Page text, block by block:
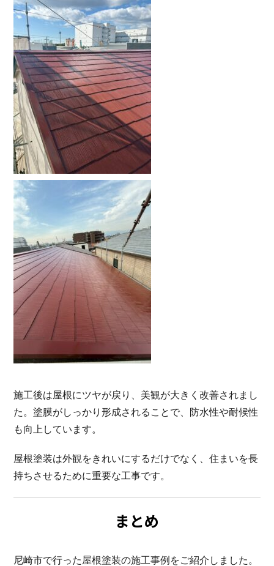
施工後は屋根にツヤが戻り、美観が大きく改善されまし
た。塗膜がしっかり形成されることで、防水性や耐候性
も向上しています。
屋根塗装は外観をきれいにするだけでなく、住まいを長
持ちさせるために重要な工事です。
まとめ
尼崎市で行った屋根塗装の施工事例をご紹介しました。